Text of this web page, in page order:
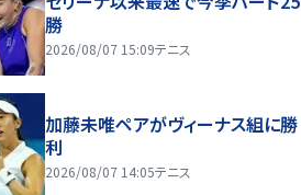
勝
2026/08/07 15:09テニス
加藤未唯ペアがヴィーナス組に勝
利
2026/08/07 14:05テニス